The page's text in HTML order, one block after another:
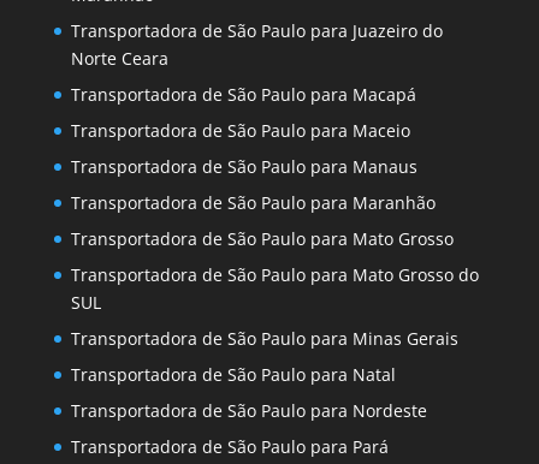
Transportadora de São Paulo para Juazeiro do
Norte Ceara
Transportadora de São Paulo para Macapá
Transportadora de São Paulo para Maceio
Transportadora de São Paulo para Manaus
Transportadora de São Paulo para Maranhão
Transportadora de São Paulo para Mato Grosso
Transportadora de São Paulo para Mato Grosso do
SUL
Transportadora de São Paulo para Minas Gerais
Transportadora de São Paulo para Natal
Transportadora de São Paulo para Nordeste
Transportadora de São Paulo para Pará